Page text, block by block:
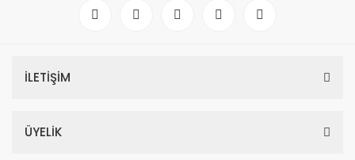
İLETİŞİM
ÜYELİK